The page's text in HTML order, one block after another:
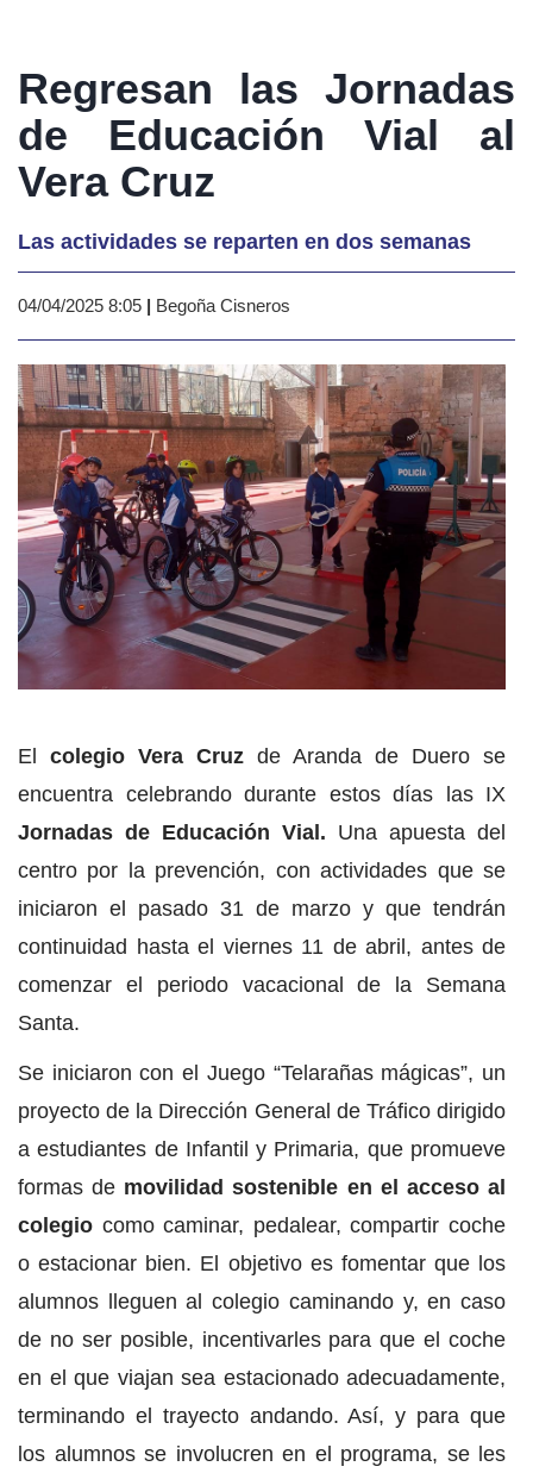
Regresan las Jornadas
de Educación Vial al
Vera Cruz
Las actividades se reparten en dos semanas
04/04/2025 8:05 | Begoña Cisneros
El colegio Vera Cruz de Aranda de Duero se
encuentra celebrando durante estos días las IX
Jornadas de Educación Vial. Una apuesta del
centro por la prevención, con actividades que se
iniciaron el pasado 31 de marzo y que tendrán
continuidad hasta el viernes 11 de abril, antes de
comenzar el periodo vacacional de la Semana
Santa.
Se iniciaron con el Juego “Telarañas mágicas”, un
proyecto de la Dirección General de Tráfico dirigido
a estudiantes de Infantil y Primaria, que promueve
formas de movilidad sostenible en el acceso al
colegio como caminar, pedalear, compartir coche
o estacionar bien. El objetivo es fomentar que los
alumnos lleguen al colegio caminando y, en caso
de no ser posible, incentivarles para que el coche
en el que viajan sea estacionado adecuadamente,
terminando el trayecto andando. Así, y para que
los alumnos se involucren en el programa, se les